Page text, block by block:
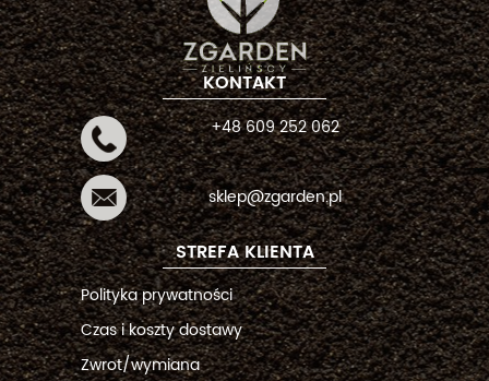
KONTAKT
+48 609 252 062
sklep@zgarden.pl
STREFA KLIENTA
Polityka prywatności
Czas i koszty dostawy
Zwrot/wymiana